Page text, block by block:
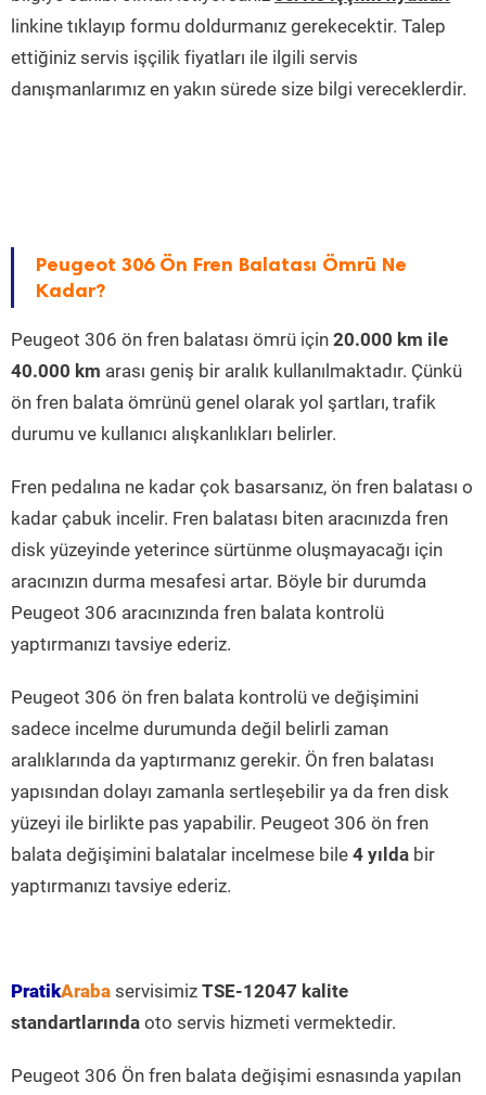
linkine tıklayıp formu doldurmanız gerekecektir. Talep
ettiğiniz servis işçilik fiyatları ile ilgili servis
danışmanlarımız en yakın sürede size bilgi vereceklerdir.
Peugeot 306 Ön Fren Balatası Ömrü Ne
Kadar?
Peugeot 306 ön fren balatası ömrü için 20.000 km ile
40.000 km arası geniş bir aralık kullanılmaktadır. Çünkü
ön fren balata ömrünü genel olarak yol şartları, trafik
durumu ve kullanıcı alışkanlıkları belirler.
Fren pedalına ne kadar çok basarsanız, ön fren balatası o
kadar çabuk incelir. Fren balatası biten aracınızda fren
disk yüzeyinde yeterince sürtünme oluşmayacağı için
aracınızın durma mesafesi artar. Böyle bir durumda
Peugeot 306 aracınızında fren balata kontrolü
yaptırmanızı tavsiye ederiz.
Peugeot 306 ön fren balata kontrolü ve değişimini
sadece incelme durumunda değil belirli zaman
aralıklarında da yaptırmanız gerekir. Ön fren balatası
yapısından dolayı zamanla sertleşebilir ya da fren disk
yüzeyi ile birlikte pas yapabilir. Peugeot 306 ön fren
balata değişimini balatalar incelmese bile 4 yılda bir
yaptırmanızı tavsiye ederiz.
PratikAraba servisimiz TSE-12047 kalite
standartlarında oto servis hizmeti vermektedir.
Peugeot 306 Ön fren balata değişimi esnasında yapılan